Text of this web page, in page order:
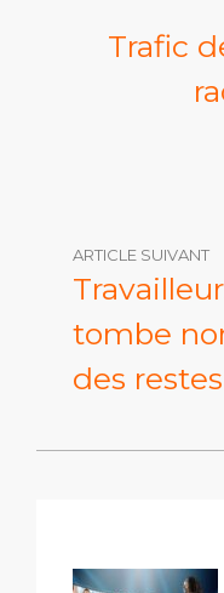
Trafic
ARTICLE SUIVANT
tombe
des